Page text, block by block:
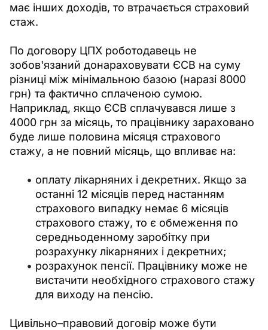
має інших доходів, то втрачається страховий
стаж.
По договору ЦПХ роботодавець не
зобов'язаний донараховувати ЄСВ на суму
різниці між мінімальною базою (наразі 8000
грн) та фактично сплаченою сумою.
Наприклад, якщо ЄСВ сплачувався лише з
4000 грн за місяць, то працівнику зараховано
буде лише половина місяця страхового
стажу, а не повний місяць, що впливає на:
оплату лікарняних і декретних. Якщо за
останні 12 місяців перед настанням
страхового випадку немає 6 місяців
страхового стажу, то є обмеження по
середньоденному заробітку при
розрахунку лікарняних і декретних;
розрахунок пенсії. Працівнику може не
вистачити необхідного страхового стажу
для виходу на пенсію.
Цивільно–правовий договір може бути